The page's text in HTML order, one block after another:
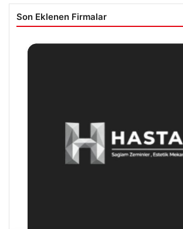
Son Eklenen Firmalar